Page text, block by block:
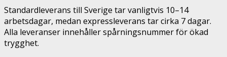
Standardleverans till Sverige tar vanligtvis 10–14
arbetsdagar, medan expressleverans tar cirka 7 dagar.
Alla leveranser innehåller spårningsnummer för ökad
trygghet.